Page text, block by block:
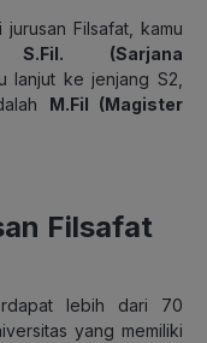
Filsafat, kamu
(Sarjana
lanjut ke jenjang S2,
M.Fil (Magister
Filsafat
lebih dari 70
yang memiliki